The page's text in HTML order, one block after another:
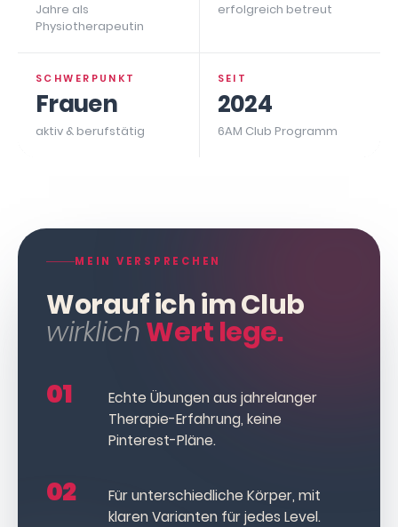
Jahre als
Physiotherapeutin
erfolgreich betreut
SCHWERPUNKT
Frauen
aktiv & berufstätig
SEIT
2024
6AM Club Programm
MEIN VERSPRECHEN
Worauf ich im Club
wirklichWert lege.
01
Echte Übungen aus jahrelanger
Therapie-Erfahrung, keine
Pinterest-Pläne.
02
Für unterschiedliche Körper, mit
klaren Varianten für jedes Level.